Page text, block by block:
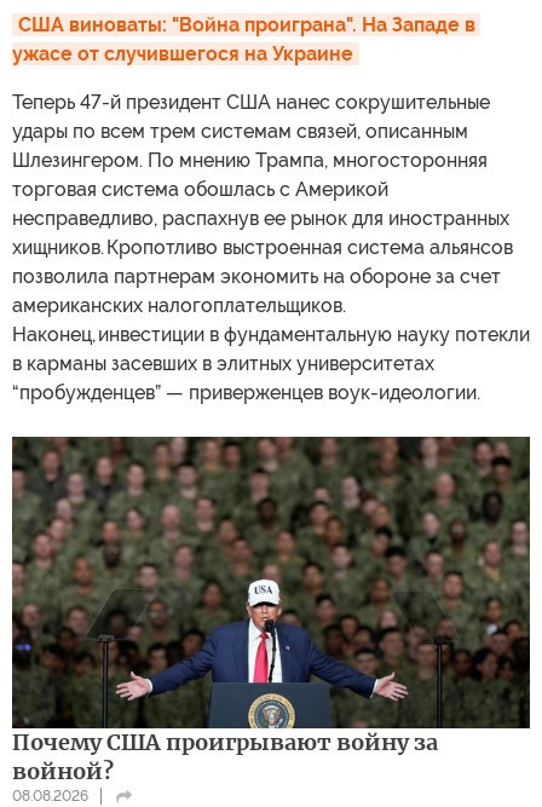
США виноваты: "Война проиграна". На Западе в
ужасе от случившегося на Украине
Теперь 47-й президент США нанес сокрушительные
удары по всем трем системам связей, описанным
Шлезингером. По мнению Трампа, многосторонняя
торговая система обошлась с Америкой
несправедливо, распахнув ее рынок для иностранных
хищников. Кропотливо выстроенная система альянсов
позволила партнерам экономить на обороне за счет
американских налогоплательщиков.
Наконец, инвестиции в фундаментальную науку потекли
в карманы засевших в элитных университетах
“пробужденцев” — приверженцев воук-идеологии.
Почему США проигрывают войну за
войной?
08.08.2026